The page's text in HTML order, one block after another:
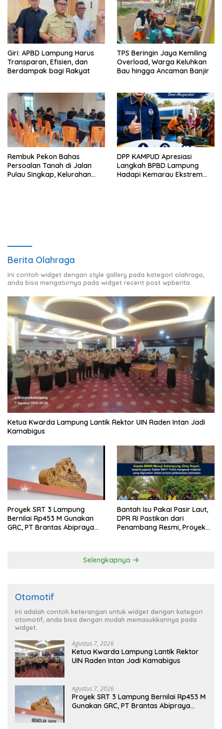
Giri: APBD Lampung Harus
Transparan, Efisien, dan
Berdampak bagi Rakyat
TPS Beringin Jaya Kemiling
Overload, Warga Keluhkan
Bau hingga Ancaman Banjir
Rembuk Pekon Bahas
Persoalan Tanah di Jalan
Pulau Singkap, Kelurahan
DPP KAMPUD Apresiasi
Langkah BPBD Lampung
Hadapi Kemarau Ekstrem
Berita Olahraga
Ini contoh widget dengan style gallery pada kategori olahraga,
anda bisa mengaturnya pada widget recent post wpberita.
Ketua Kwarda Lampung Lantik Rektor UIN Raden Intan Jadi
Kamabigus
Proyek SRT 3 Lampung
Bernilai Rp453 M Gunakan
GRC, PT Brantas Abipraya
Bantah Isu Pakai Pasir Laut,
DPR RI Pastikan dari
Penambang Resmi, Proyek
Selengkapnya
Otomotif
Ini adalah contoh keterangan untuk widget dengan kategori
otomotif, anda bisa dengan mudah memasukkannya pada
widget.
Agustus 7, 2026
Ketua Kwarda Lampung Lantik Rektor
UIN Raden Intan Jadi Kamabigus
Agustus 7, 2026
Proyek SRT 3 Lampung Bernilai Rp453 M
Gunakan GRC, PT Brantas Abipraya